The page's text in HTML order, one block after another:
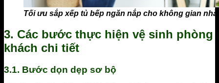
Tối ưu sắp xếp tủ bếp ngăn nắp cho không gian nhà
3. Các bước thực hiện vệ sinh phòng
khách chi tiết
3.1. Bước dọn dẹp sơ bộ